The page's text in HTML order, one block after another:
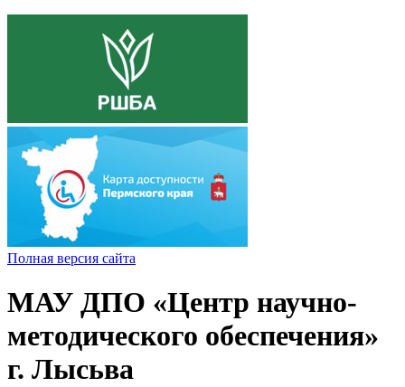
Полная версия сайта
МАУ ДПО «Центр научно-
методического обеспечения»
г. Лысьва